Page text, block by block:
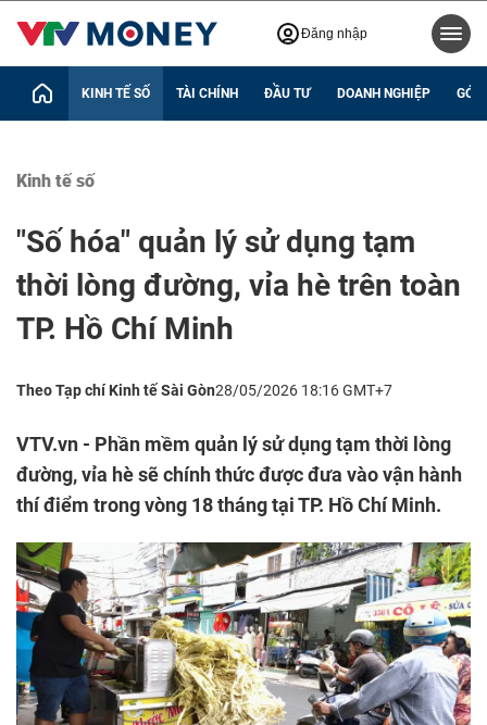
Đăng nhập
KINH TẾ SỐ TÀI CHÍNH ĐẦU TƯ DOANH NGHIỆP GÓC
Kinh tế số
"Số hóa" quản lý sử dụng tạm
thời lòng đường, vỉa hè trên toàn
TP. Hồ Chí Minh
Theo Tạp chí Kinh tế Sài Gòn28/05/2026 18:16 GMT+7
VTV.vn - Phần mềm quản lý sử dụng tạm thời lòng
đường, vỉa hè sẽ chính thức được đưa vào vận hành
thí điểm trong vòng 18 tháng tại TP. Hồ Chí Minh.